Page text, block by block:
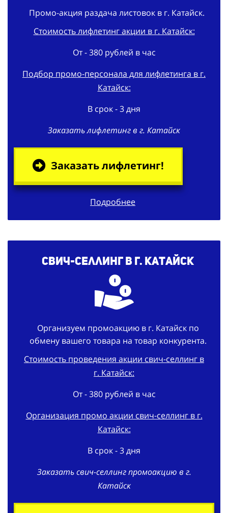
Промо-акция раздача листовок в г. Катайск.
Стоимость лифлетинг акции в г. Катайск:
От - 380 рублей в час
Подбор промо-персонала для лифлетинга в г.
Катайск:
В срок - 3 дня
Заказать лифлетинг в г. Катайск
Заказать лифлетинг!
Подробнее
Свич-селлинг в г. Катайск
Организуем промоакцию в г. Катайск по
обмену вашего товара на товар конкурента.
Стоимость проведения акции свич-селлинг в
г. Катайск:
От - 380 рублей в час
Организация промо акции свич-селлинг в г.
Катайск:
В срок - 3 дня
Заказать свич-селлинг промоакцию в г.
Катайск